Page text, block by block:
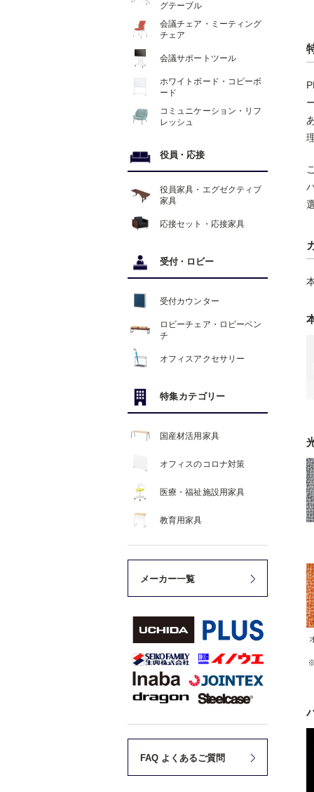
グテーブル
会議チェア・ミーティング
チェア
会議サポートツール
ホワイトボード・コピーボ
ード
コミュニケーション・リフ
レッシュ
役員 ・応接
役員家具・エグゼクティブ
家具
応接セット・応接家具
受付・ ロビー
受付カウンター
ロビーチェア・ロビーベン
チ
オフィスアクセサリー
特集カテゴリー
国産材活用家具
オフィスのコロナ対策
医療・福祉施設用家具
教育用家具
メーカー一覧
FAQ よくあるご質問